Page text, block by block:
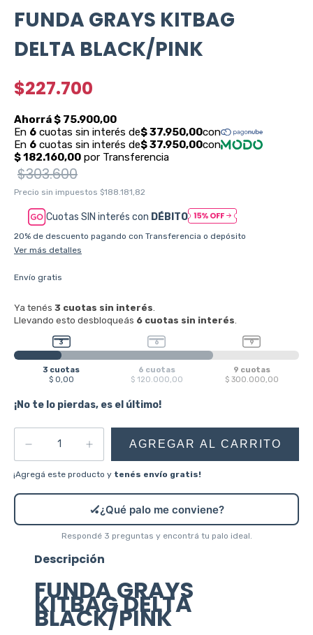
FUNDA GRAYS KITBAG
DELTA BLACK/PINK
$227.700
$303.600
Precio sin impuestos $188.181,82
Cuotas SIN interés con DÉBITO
20% de descuento pagando con Transferencia o depósito
Ver más detalles
Envío gratis
¡No te lo pierdas, es el último!
¡Agregá este producto y tenés envío gratis!
🏑¿Qué palo me conviene?
Respondé 3 preguntas y encontrá tu palo ideal.
Descripción
FUNDA GRAYS
KITBAG DELTA
BLACK/PINK